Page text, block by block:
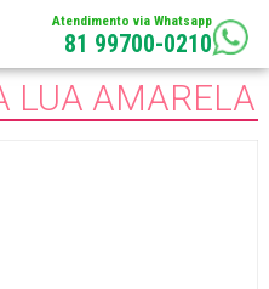
Atendimento via Whatsapp
81 99700-0210
LUA AMARELA